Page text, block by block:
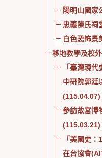
陽明山國家
忠義陳氏祠
白色恐怖景
移地教學及校
「臺灣現
中研院郭廷
(115.04.07)
參訪故宮博
(115.03.21)
「美國史
在台協會